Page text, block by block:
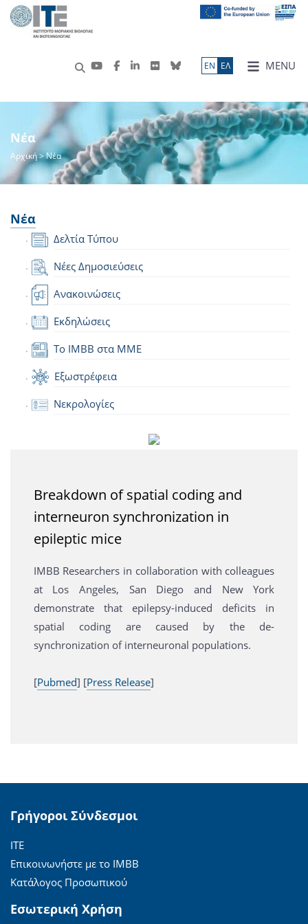
MENU
ΕN ΕΛ
Νέα
Αρχική> Νέα
Νέα
Δελτία Τύπου
Νέες Δημοσιεύσεις
Ανακοινώσεις
Εκδηλώσεις
Το IMBB στα ΜΜΕ
Εξωστρέφεια
Νεκρολογίες
Breakdown of spatial coding and
interneuron synchronization in
epileptic mice
IMBB Researchers in collaboration with colleagues
at Los Angeles, San Diego and New York
demonstrate that epilepsy-induced deficits in
spatial coding are caused by the de-
synchronization of interneuronal populations.
[Pubmed] [Press Release]
Γρήγοροι Σύνδεσμοι
ΙΤΕ
Επικοινωνήστε με το ΙΜΒΒ
Κατάλογος Προσωπικού
Εσωτερική Χρήση